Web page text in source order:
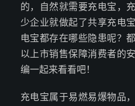
的，自然就需要充电宝，
少企业就做起了共享充电
电宝都存在哪些隐患呢？
以上市销售保障消费者的
编一起来看看吧！
充电宝属于易燃易爆物品